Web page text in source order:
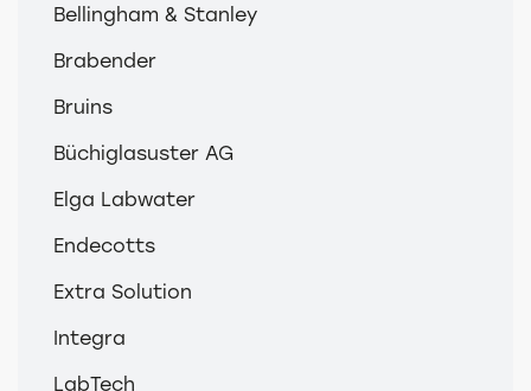
Bellingham & Stanley
Brabender
Bruins
Büchiglasuster AG
Elga Labwater
Endecotts
Extra Solution
Integra
LabTech